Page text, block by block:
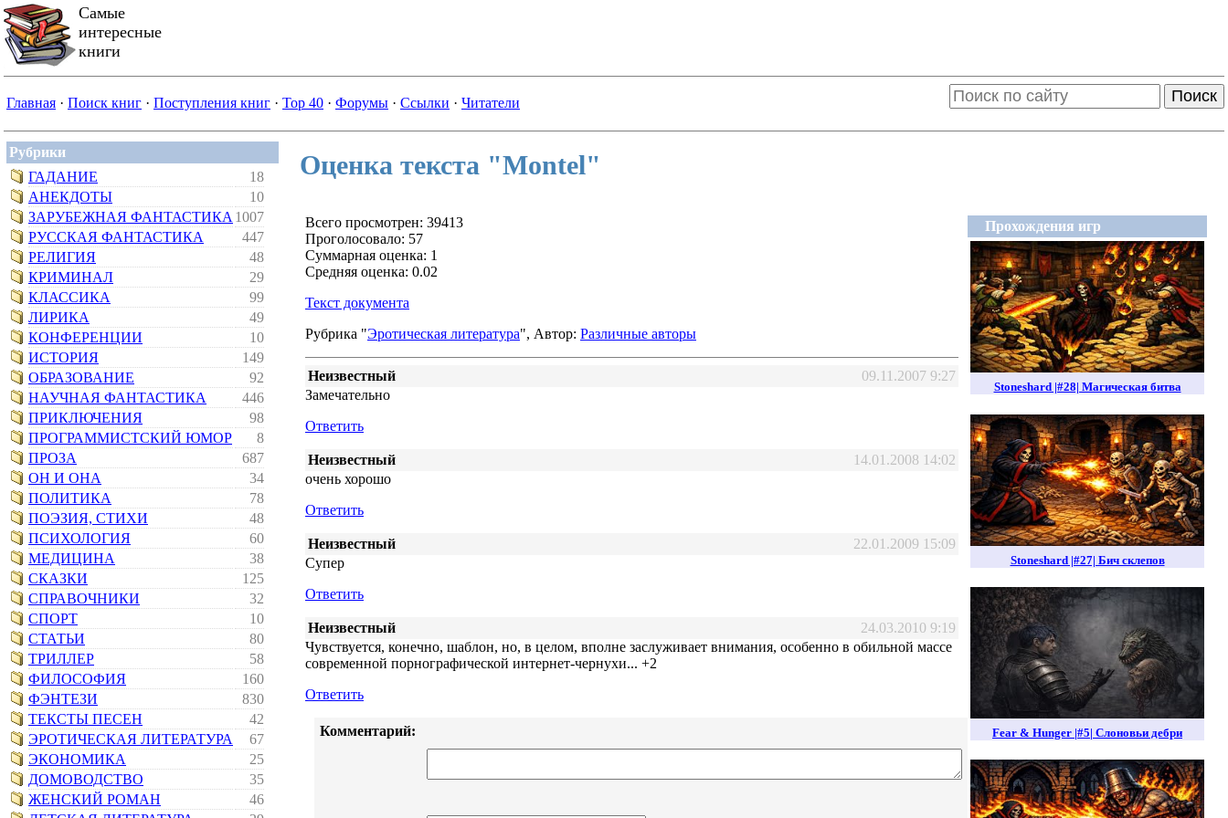
Самые
интересные
книги
Главная · Поиск книг · Поступления книг · Top 40 · Форумы · Ссылки · Читатели Поиск
Рубрики
ГАДАНИЕ
18
АНЕКДОТЫ
10
ЗАРУБЕЖНАЯ ФАНТАСТИКА 1007
РУССКАЯ ФАНТАСТИКА
447
РЕЛИГИЯ
48
КРИМИНАЛ
29
КЛАССИКА
99
ЛИРИКА
49
КОНФЕРЕНЦИИ
10
ИСТОРИЯ
149
ОБРАЗОВАНИЕ
92
НАУЧНАЯ ФАНТАСТИКА
446
ПРИКЛЮЧЕНИЯ
98
ПРОГРАММИСТСКИЙ ЮМОР
8
ПРОЗА
687
ОН И ОНА
34
ПОЛИТИКА
78
ПОЭЗИЯ, СТИХИ
48
ПСИХОЛОГИЯ
60
МЕДИЦИНА
38
СКАЗКИ
125
СПРАВОЧНИКИ
32
СПОРТ
10
СТАТЬИ
80
ТРИЛЛЕР
58
ФИЛОСОФИЯ
160
ФЭНТЕЗИ
830
ТЕКСТЫ ПЕСЕН
42
ЭРОТИЧЕСКАЯ ЛИТЕРАТУРА
67
ЭКОНОМИКА
25
ДОМОВОДСТВО
35
ЖЕНСКИЙ РОМАН
46
Оценка текста "Montel"
Всего просмотрен: 39413
Проголосовало: 57
Суммарная оценка: 1
Средняя оценка: 0.02
Текст документа
Рубрика "Эротическая литература", Автор: Различные авторы
Неизвестный
09.11.2007 9:27
Замечательно
Ответить
Неизвестный
14.01.2008 14:02
очень хорошо
Ответить
Неизвестный
22.01.2009 15:09
Супер
Ответить
Неизвестный
24.03.2010 9:19
Чувствуется, конечно, шаблон, но, в целом, вполне заслуживает внимания, особенно в обильной массе
современной порнографической интернет-чернухи... +2
Ответить
Комментарий:
Прохождения игр
Stoneshard |#28| Магическая битва
Stoneshard |#27| Бич склепов
Fear & Hunger |#5| Слоновьи дебри